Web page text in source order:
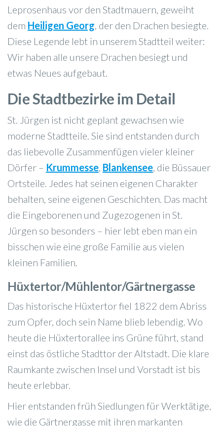
Leprosenhaus vor den Stadtmauern, geweiht
dem Heiligen Georg , der den Drachen besiegte.
Diese Legende lebt in unserem Stadtteil weiter:
Wir haben alle unsere Drachen besiegt und
etwas Neues aufgebaut.
Die Stadtbezirke im Detail
St. Jürgen ist nicht geplant gewachsen wie
moderne Stadtteile. Sie sind entstanden durch
das liebevolle Zusammenfügen vieler kleiner
Dörfer – Krummesse Blankensee , die Büssauer
Ortsteile. Jedes hat seinen eigenen Charakter
behalten, seine eigenen Geschichten. Das macht
die Eingeborenen und Zugezogenen in St.
Jürgen so besonders – hier lebt eben man ein
bisschen wie eine große Familie aus vielen
kleinen Familien.
Hüxtertor/Mühlentor/Gärtnergasse
Das historische Hüxtertor fiel 1822 dem Abriss
zum Opfer, doch sein Name blieb lebendig. Wo
heute die Hüxtertorallee ins Grüne führt, stand
einst das östliche Stadttor der Altstadt. Die klare
Raumkante zwischen Insel und Vorstadt ist bis
heute erlebbar.
Hier entstanden früh Siedlungen für Werktätige,
wie die Gärtnergasse mit ihren markanten